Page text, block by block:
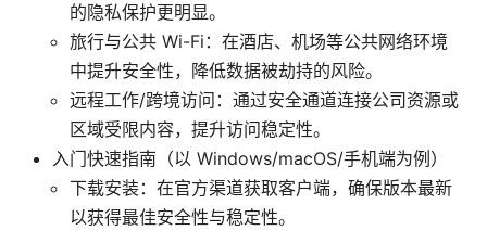
的隐私保护更明显。
旅行与公共 Wi-Fi：在酒店、机场等公共网络环境
中提升安全性，降低数据被劫持的风险。
远程工作/跨境访问：通过安全通道连接公司资源或
区域受限内容，提升访问稳定性。
入门快速指南（以 Windows/macOS/手机端为例）
下载安装：在官方渠道获取客户端，确保版本最新
以获得最佳安全性与稳定性。